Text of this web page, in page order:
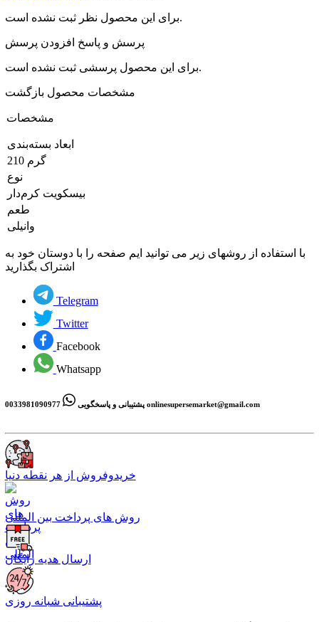
برای این محصول نظر ثبت نشده است.
پرسش و پاسخ افزودن پرسش
برای این محصول پرسشی ثبت نشده است.
مشخصات محصول بازگشت
مشخصات
ابعاد بسته‌بندی
210 گرم
نوع
بیسکویت کرم‌دار
طعم
وانیلی
با استفاده از روشهای زیر می توانید ایم صفحه را با دوستان خود به
اشتراک بگذارید
Telegram
Twitter
Facebook
Whatsapp
پشتیبانی و پاسخگویی0033981090977 onlinesupersemarket@gmail.com
خریدوفروش از هر نقطه دنیا
روش های پرداخت بین المللی
ارسال هدیه رایگان
پشتیبانی شبانه روزی